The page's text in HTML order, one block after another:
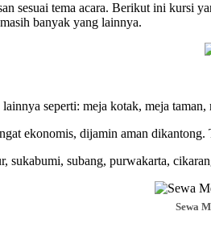
sesuai tema acara. Berikut ini kursi
banyak yang lainnya.
seperti: meja kotak, meja
ekonomis, dijamin aman
sukabumi, subang, purwakarta,
Sewa